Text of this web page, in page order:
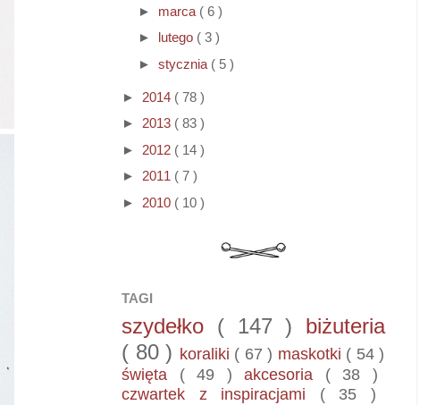
► marca ( 6 )
►
lutego ( 3 )
►stycznia ( 5 )
► 2014 ( 78 )
► 2013 ( 83 )
► 2012 ( 14 )
► 2011 ( 7 )
► 2010 ( 10 )
TAGI
szydełko ( 147 ) biżuteria
( 80 ) koraliki ( 67 ) maskotki ( 54 )
święta ( 49 ) akcesoria ( 38 )
czwartek z inspiracjami ( 35 )